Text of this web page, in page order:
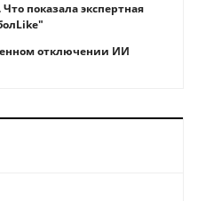
показала экспертная
отключении ИИ